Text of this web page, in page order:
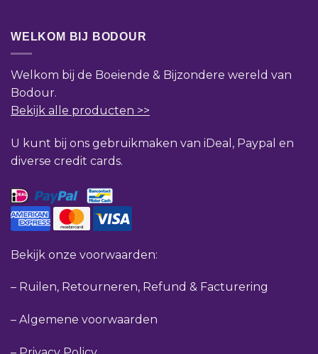
WELKOM BIJ BODOUR
Welkom bij de Boeiende & Bijzondere wereld van
Bodour.
Bekijk alle producten >>
U kunt bij ons gebruikmaken van iDeal, Paypal en
diverse credit cards.
Bekijk onze voorwaarden:
– Ruilen, Retourneren, Refund & Facturering
– Algemene voorwaarden